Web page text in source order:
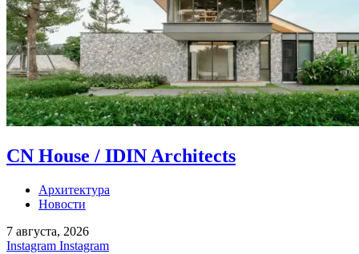
CN House / IDIN Architects
Архитектура
Новости
7 августа, 2026
Instagram Instagram